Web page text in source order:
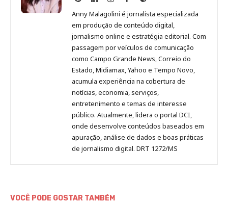
Malagolini
no
Pinterest
Malagolini
no
LinkedIn
Malagolini
no
Instagram
Malagolini
no
Facebook
de
Anny
Malagolini
Anny Malagolini é jornalista especializada
em produção de conteúdo digital,
jornalismo online e estratégia editorial. Com
passagem por veículos de comunicação
como Campo Grande News, Correio do
Estado, Midiamax, Yahoo e Tempo Novo,
acumula experiência na cobertura de
notícias, economia, serviços,
entretenimento e temas de interesse
público. Atualmente, lidera o portal DCI,
onde desenvolve conteúdos baseados em
apuração, análise de dados e boas práticas
de jornalismo digital. DRT 1272/MS
VOCÊ PODE GOSTAR TAMBÉM